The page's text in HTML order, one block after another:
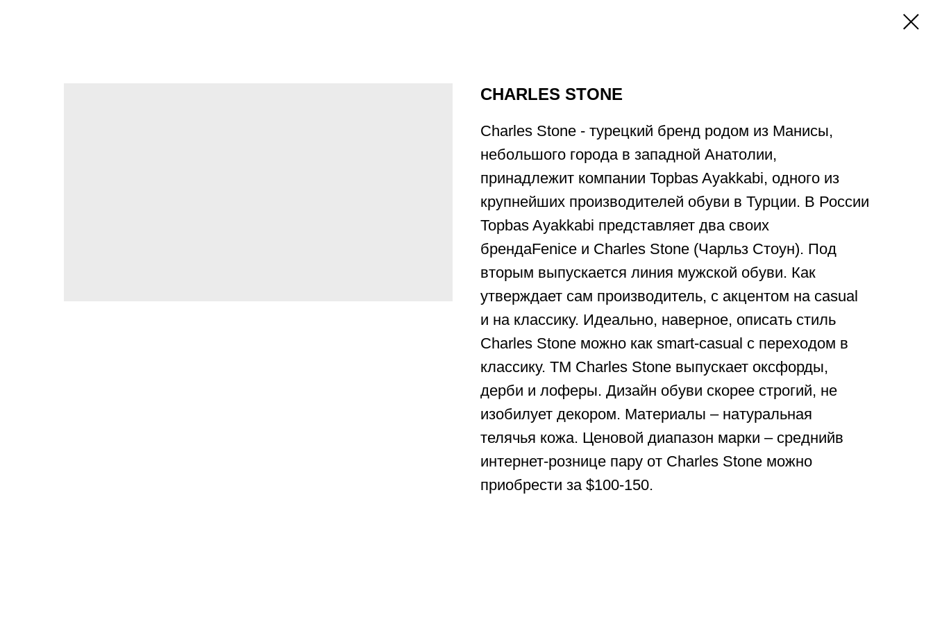
CHARLES STONE
Charles Stone - турецкий бренд родом из Манисы,
небольшого города в западной Анатолии,
принадлежит компании Topbas Ayakkabi, одного из
крупнейших производителей обуви в Турции. В России
Topbas Ayakkabi представляет два своих
брендаFenice и Charles Stone (Чарльз Стоун). Под
вторым выпускается линия мужской обуви. Как
утверждает сам производитель, с акцентом на casual
и на классику. Идеально, наверное, описать стиль
Charles Stone можно как smart-casual с переходом в
классику. ТМ Charles Stone выпускает оксфорды,
дерби и лоферы. Дизайн обуви скорее строгий, не
изобилует декором. Материалы – натуральная
телячья кожа. Ценовой диапазон марки – среднийв
интернет-рознице пару от Charles Stone можно
приобрести за $100-150.